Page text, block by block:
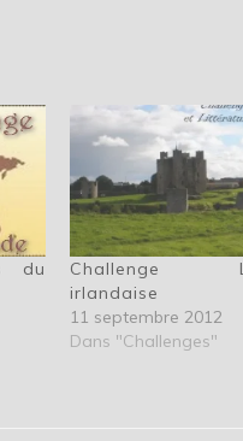
du
Challenge
irlandaise
11 septembre 2012
Dans "Challenges"